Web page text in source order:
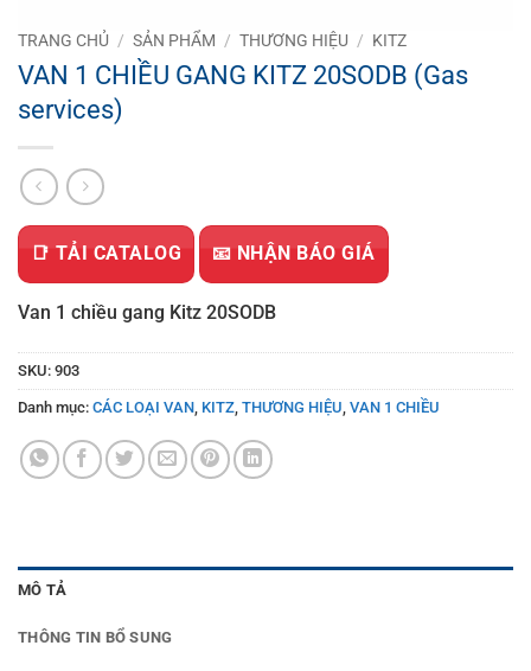
TRANG CHỦ / SẢN PHẨM / THƯƠNG HIỆU / KITZ
VAN 1 CHIỀU GANG KITZ 20SODB (Gas
services)
📑 TẢI CATALOG 📧 NHẬN BÁO GIÁ
Van 1 chiều gang Kitz 20SODB
SKU: 903
Danh mục: CÁC LOẠI VAN KITZ THƯƠNG HIỆU VAN 1 CHIỀU
MÔ TẢ
THÔNG TIN BỔ SUNG